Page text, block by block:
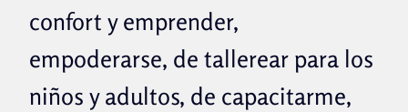
confort y emprender,
empoderarse, de tallerear para los
niños y adultos, de capacitarme,